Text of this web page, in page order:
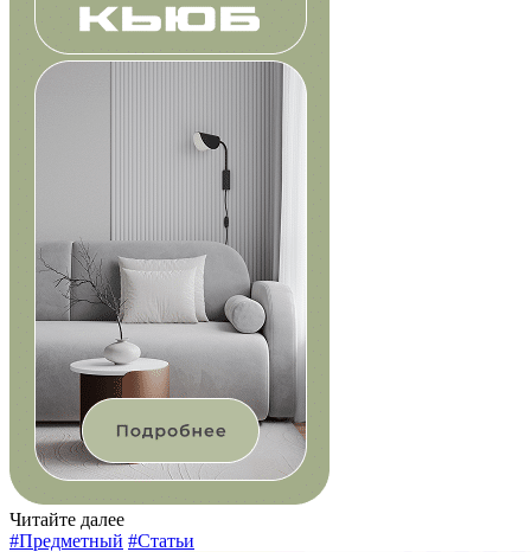
Читайте далее
#Предметный #Статьи